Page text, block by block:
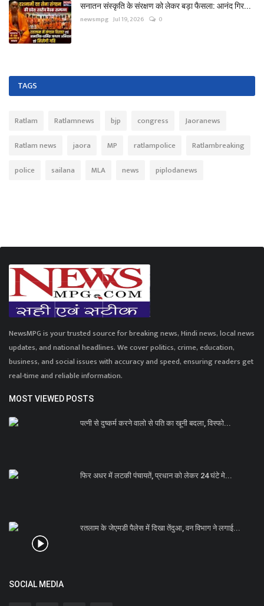
सनातन संस्कृति के संरक्षण को लेकर बड़ा फैसला: आनंद गिर...
newsmpg Jul 19, 2026 0
TAGS
Ratlam Ratlamnews bjp congress
Jaoranews
Ratlam news
jaora MP ratlampolice
Ratlambreaking
police
sailana MLA news piplodanews
NewsMPG is your trusted source for breaking news, Hindi news, local news
updates, and national headlines. We cover politics, crime, education,
business, and social issues with accuracy and speed, ensuring readers get
real-time and reliable information.
MOST VIEWED POSTS
पत्नी से दुष्कर्म करने वालो से पति का खूनी बदला, विस्फो...
फिर अधर में लटकी पंचायतें, प्रधान को लेकर 24 घंटे मे...
रतलाम के जेएमडी पैलेस में दिखा तेंदुआ, वन विभाग ने लगाई...
SOCIAL MEDIA